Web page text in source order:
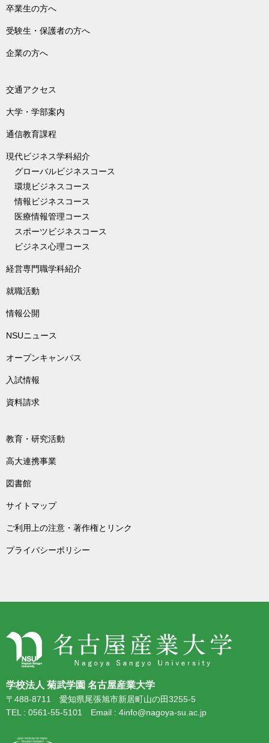
卒業生の方へ
受験生・保護者の方へ
企業の方へ
交通アクセス
大学・学部案内
通信教育課程
現代ビジネス学科紹介
グローバルビジネスコース
環境ビジネスコース
情報ビジネスコース
医療情報管理コース
スポーツビジネスコース
ビジネス心理コース
経営専門職学科紹介
就職活動
情報公開
NSUニュース
オープンキャンパス
入試情報
資料請求
教育・研究活動
高大連携事業
図書館
サイトマップ
ご利用上の注意・著作権とリンク
プライバシーポリシー
学校法人 菊武学園 名古屋産業大学
〒488-8711 愛知県尾張旭市新居町山の田3255-5
TEL : 0561-55-5101 Email : 4info@nagoya-su.ac.jp